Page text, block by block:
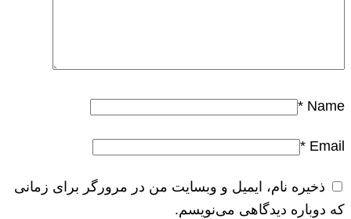
Name
*
Email
*
ذخیره نام، ایمیل و وبسایت من در مرورگر برای زمانی
که دوباره دیدگاهی می‌نویسم.